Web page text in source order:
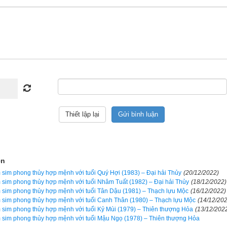
ngũ hành sim hợp tuổi 1965 Ất Tỵ (乙巳)
thủy lại có tác dụng bởi mỗi khi có cuộc gọi đến là một lần sóng
trong sim và điện thoại di động của bạn, từ đó kích hoạt năng
Vì vậy hãy luôn cẩn trọng, đọc kỹ hướng dẫn sử dụng trước khi
phong trào bởi nếu vận mệnh của bạn tốt thì sim phong thủy có
bạn, nhưng nếu vận mệnh đã rất xấu rồi, nhiều khi chỉ thêm 1
Cổ nhân đã nói “
Đại phú do Thiên, tiểu phú do Cần
” tạm dịch là
phước được trời giúp, còn người giàu có nhỏ là do cần kiệm, siêng
phong thủy hợp mệnh với tuổi Quý Hợi (1983) – Đại hải Thủy (20/12/2022)
phong thủy hợp mệnh với tuổi Nhâm Tuất (1982) – Đại hải Thủy (18/12/2022)
phong thủy hợp mệnh với tuổi Tân Dậu (1981) – Thạch lựu Mộc (16/12/2022)
phong thủy hợp mệnh với tuổi Canh Thân (1980) – Thạch lựu Mộc (14/12/
phong thủy hợp mệnh với tuổi Kỷ Mùi (1979) – Thiên thượng Hỏa (13/12/
phong thủy hợp mệnh với tuổi Mậu Ngọ (1978) – Thiên thượng Hỏa